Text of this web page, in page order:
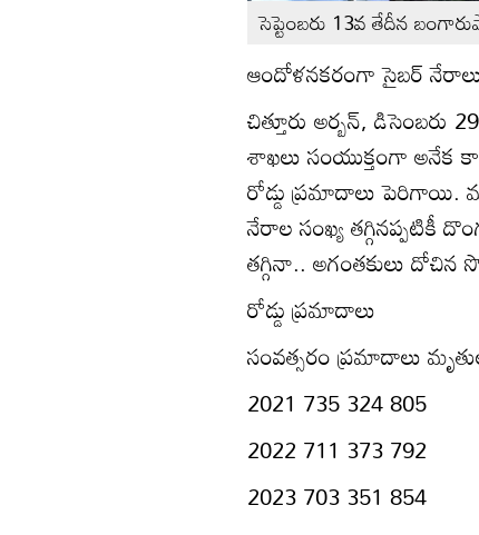
సెప్టెంబరు 13వ తేదీన
ఆందోళనకరంగా సైబర్‌
చిత్తూరు అర్బన్‌,
శాఖలు సంయుక్తంగా అనేక
రోడ్డు ప్రమాదాలు పెరిగాయి.
నేరాల సంఖ్య తగ్గినప్పటికీ
తగ్గినా.. అగంతకులు
రోడ్డు ప్రమాదాలు
సంవత్సరం ప్రమాదాలు
2021 735 324 805
2022 711 373 792
2023 703 351 854